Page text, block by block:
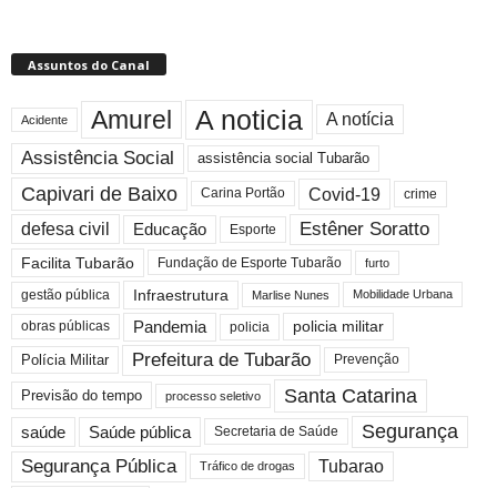
Assuntos do Canal
Acidente Amurel A noticia A notícia
Assistência Social assistência social Tubarão
Capivari de Baixo Carina Portão Covid-19 crime
defesa civil Educação Esporte Estêner Soratto
Facilita Tubarão Fundação de Esporte Tubarão furto
gestão pública Infraestrutura Marlise Nunes Mobilidade Urbana
obras públicas Pandemia policia
policia militar
Polícia Militar
Prefeitura de Tubarão Prevenção
Previsão do tempo processo seletivo Santa Catarina
saúde Saúde pública Secretaria de Saúde Segurança
Segurança Pública Tráfico de drogas Tubarao